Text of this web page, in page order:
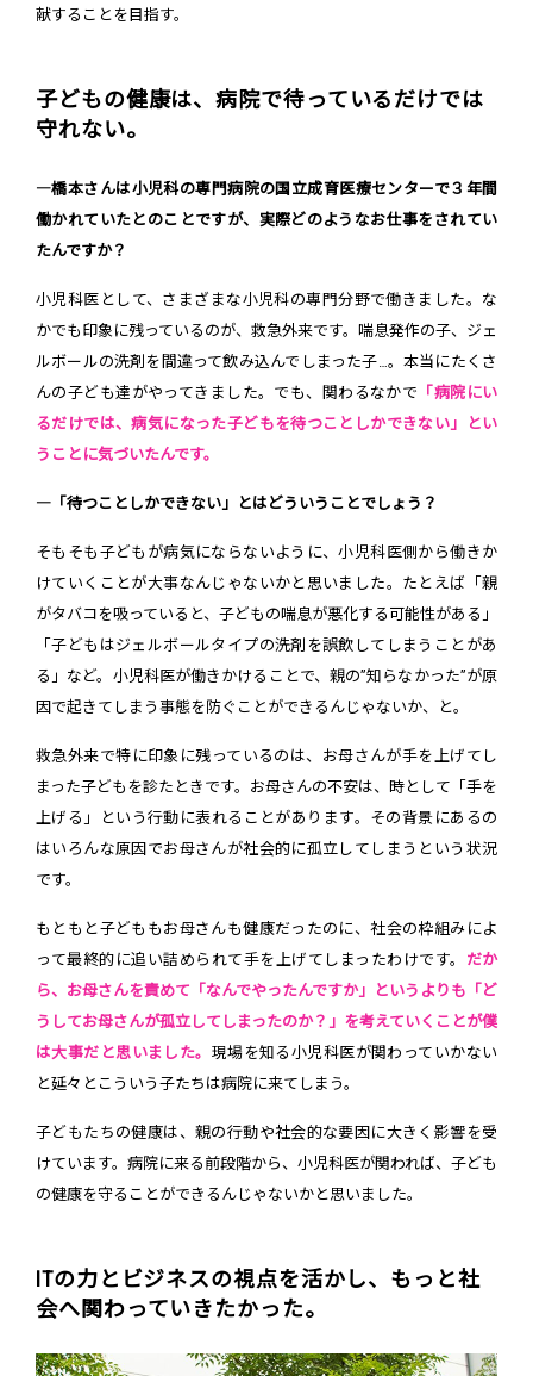
献することを目指す。
子どもの健康は、病院で待っているだけでは
守れない。
―橋本さんは小児科の専門病院の国立成育医療センターで３年間
働かれていたとのことですが、実際どのようなお仕事をされてい
たんですか？
小児科医として、さまざまな小児科の専門分野で働きました。な
かでも印象に残っているのが、救急外来です。喘息発作の子、ジェ
ルボールの洗剤を間違って飲み込んでしまった子…。本当にたくさ
んの子ども達がやってきました。でも、関わるなかで 「病院にい
るだけでは、病気になった子どもを待つことしかできない」とい
うことに気づいたんです。
―「待つことしかできない」とはどういうことでしょう？
そもそも子どもが病気にならないように、小児科医側から働きか
けていくことが大事なんじゃないかと思いました。たとえば「親
がタバコを吸っていると、子どもの喘息が悪化する可能性がある」
「子どもはジェルボールタイプの洗剤を誤飲してしまうことがあ
る」など。小児科医が働きかけることで、親の”知らなかった”が原
因で起きてしまう事態を防ぐことができるんじゃないか、と。
救急外来で特に印象に残っているのは、お母さんが手を上げてし
まった子どもを診たときです。お母さんの不安は、時として「手を
上げる」という行動に表れることがあります。その背景にあるの
はいろんな原因でお母さんが社会的に孤立してしまうという状況
です。
もともと子どももお母さんも健康だったのに、社会の枠組みによ
って最終的に追い詰められて手を上げてしまったわけです。 だか
ら、お母さんを責めて「なんでやったんですか」というよりも「ど
うしてお母さんが孤立してしまったのか？」を考えていくことが僕
は大事だと思いました。 現場を知る小児科医が関わっていかない
と延々とこういう子たちは病院に来てしまう。
子どもたちの健康は、親の行動や社会的な要因に大きく影響を受
けています。病院に来る前段階から、小児科医が関われば、子ども
の健康を守ることができるんじゃないかと思いました。
ITの力とビジネスの視点を活かし、もっと社
会へ関わっていきたかった。